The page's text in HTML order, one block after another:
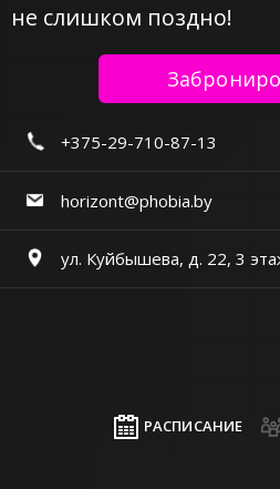
не слишком поздно!
+375-29-710-87-13
horizont@phobia.by
ул. Куйбышева, д. 22, 3
РАСПИСАНИЕ